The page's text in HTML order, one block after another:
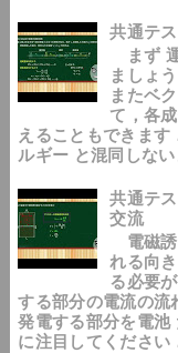
共通テ
まず
ましょ
またベ
て，各
えることもできます
ルギー と混同しな
共通テ
交流
電磁誘
れる向
る必要
する部分の電流の流
発電する部分を電池
に注目してください